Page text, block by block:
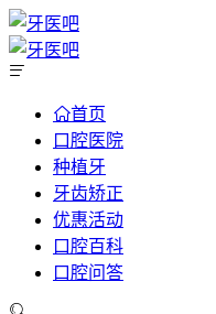
首页
口腔医院
种植牙
牙齿矫正
优惠活动
口腔百科
口腔问答